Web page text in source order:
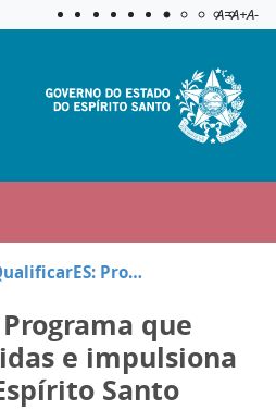
Aplicar
A=A+A-
QualificarES: Programa que transforma vidas e impulsiona carreiras no Espírito Santo
que
e impulsiona
Santo